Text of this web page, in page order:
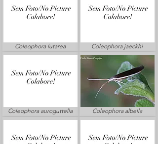
Coleophora lutarea
Coleophora auroguttella
Coleophora jaeckhi
Coleophora albella